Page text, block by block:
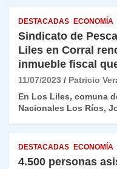
DESTACADAS ECONOMÍA
Sindicato de
Liles en Corral
inmueble fiscal
11/07/2023
Patricio
En Los Liles, comuna
Nacionales Los Ríos,
DESTACADAS ECONOMÍA
4.500 personas